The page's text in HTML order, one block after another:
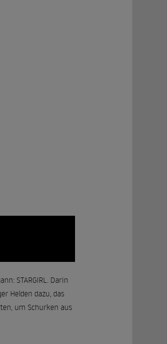
STARGIRL. Darin
Helden dazu, das
um Schurken aus